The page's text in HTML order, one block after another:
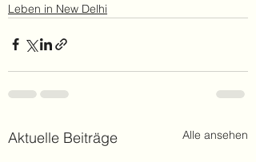
Leben in New Delhi
Aktuelle Beiträge Alle ansehen